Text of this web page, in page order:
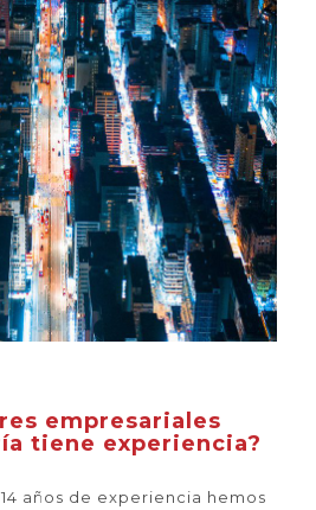
empresariales
tiene experiencia?
años de experiencia hemos